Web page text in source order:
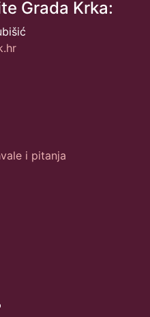
Grada Krka:
i pitanja